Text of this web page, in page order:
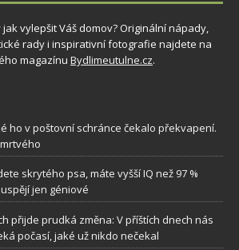
vylepšit Váš domov? Originální nápady,
rady i inspirativní fotografie najdete na
magazínu Bydlimeutulne.cz.
ho v poštovní schránce čekalo překvapení.
skrytého psa, máte vyšší IQ než 97 %
jen géniové
přijde prudká změna: V příštích dnech nás
počasí, jaké už nikdo nečekal